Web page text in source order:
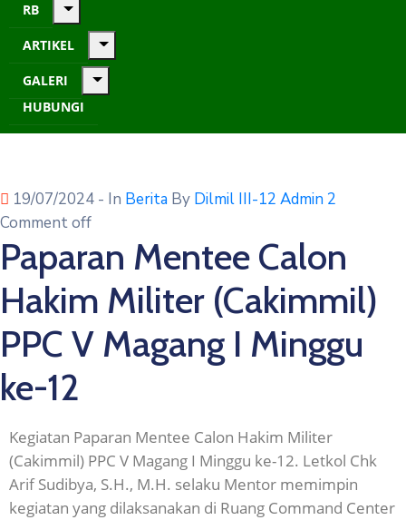
RB
ARTIKEL
GALERI
HUBUNGI
19/07/2024 - In Berita By Dilmil III-12 Admin 2
Comment off
Paparan Mentee Calon
Hakim Militer (Cakimmil)
PPC V Magang I Minggu
ke-12
Kegiatan Paparan Mentee Calon Hakim Militer
(Cakimmil) PPC V Magang I Minggu ke-12. Letkol Chk
Arif Sudibya, S.H., M.H. selaku Mentor memimpin
kegiatan yang dilaksanakan di Ruang Command Center